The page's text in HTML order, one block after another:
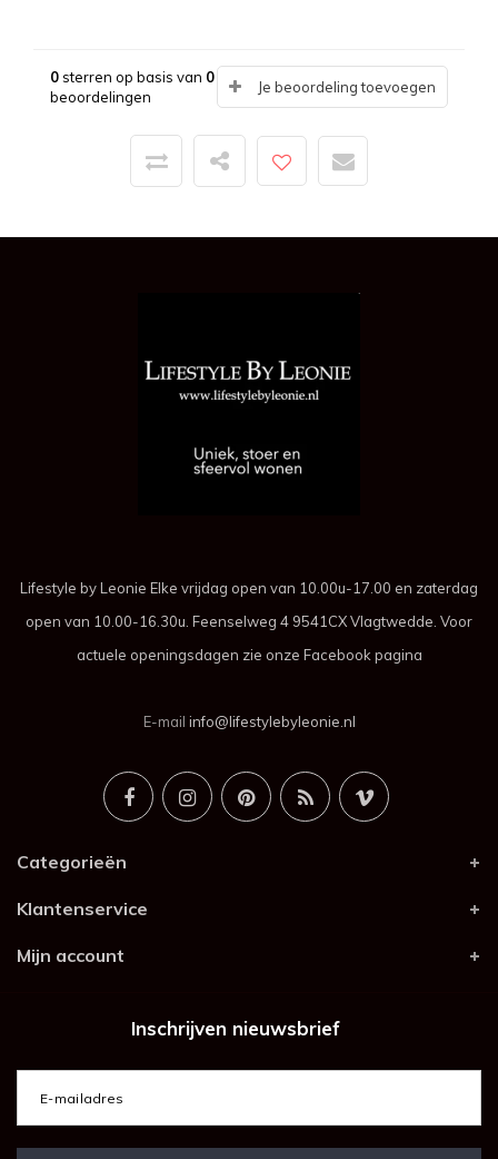
0sterren op basis van 0
beoordelingen
Je beoordeling toevoegen
Lifestyle by Leonie Elke vrijdag open van 10.00u-17.00 en zaterdag
open van 10.00-16.30u. Feenselweg 4 9541CX Vlagtwedde. Voor
actuele openingsdagen zie onze Facebook pagina
E-mail info@lifestylebyleonie.nl
Categorieën
Klantenservice
Mijn account
Inschrijven nieuwsbrief